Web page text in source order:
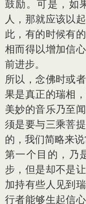
鼓励。可是，如
人，那就应该以
此，有的时候有
相而得以增加信
前进步。
所以，念佛时或
果是真正的瑞相
美妙的音乐乃至
须是要与三乘菩
的，我们简略来
第一个目的，乃
步，但是却不是
加持有些人见到
行者能够生起信